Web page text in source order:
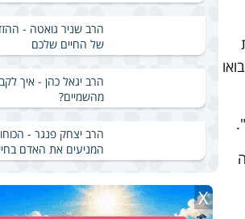
הרב שניר גואטה -
של החיים שלכם
הרב יגאל כהן - איך
מהשמיים?
הרב יצחק פנגר -
המניעים את האדם
X